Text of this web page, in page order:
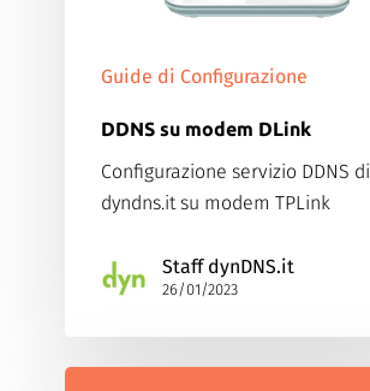
Guide di Configurazione
DDNS su modem DLink
Configurazione servizio DDNS di
dyndns.it su modem TPLink
Staff dynDNS.it
26/01/2023